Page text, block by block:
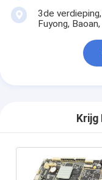
3de
Fuyong,